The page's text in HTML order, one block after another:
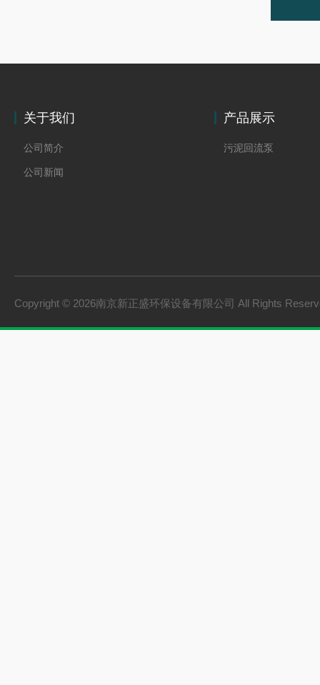
关于我们
公司简介
公司新闻
产品展示
污泥回流泵
Copyright © 2026南京新正盛环保设备有限公司 All Rights